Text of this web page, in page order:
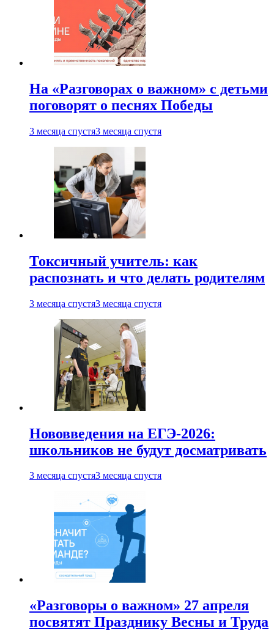
На «Разговорах о важном» с детьми
поговорят о песнях Победы
3 месяца спустя3 месяца спустя
Токсичный учитель: как
распознать и что делать родителям
3 месяца спустя3 месяца спустя
Нововведения на ЕГЭ-2026:
школьников не будут досматривать
3 месяца спустя3 месяца спустя
«Разговоры о важном» 27 апреля
посвятят Празднику Весны и Труда